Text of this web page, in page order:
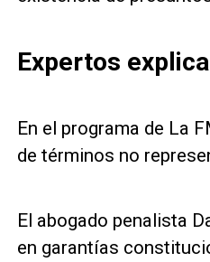
Expertos
En el programa de La
de términos no
El abogado penalista
en garantías